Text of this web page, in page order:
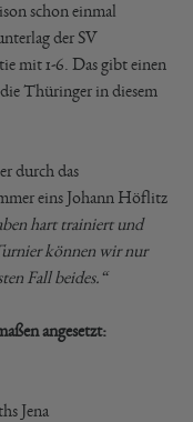
schon einmal
der SV
mit 1-6. Das gibt einen
Thüringer in diesem
durch das
eins Johann Höflitz
hart trainiert und
können wir nur
Fall beides.“
angesetzt:
Jena